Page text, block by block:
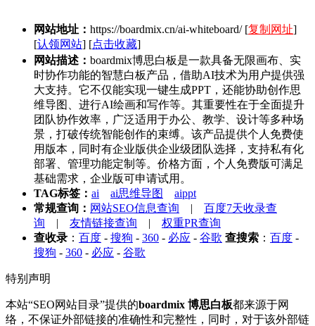
网站地址： https://boardmix.cn/ai-whiteboard/ [复制网址]
[认领网站] [点击收藏]
网站描述： boardmix博思白板是一款具备无限画布、实
时协作功能的智慧白板产品，借助AI技术为用户提供强
大支持。它不仅能实现一键生成PPT，还能协助创作思
维导图、进行AI绘画和写作等。其重要性在于全面提升
团队协作效率，广泛适用于办公、教学、设计等多种场
景，打破传统智能创作的束缚。该产品提供个人免费使
用版本，同时有企业版供企业级团队选择，支持私有化
部署、管理功能定制等。价格方面，个人免费版可满足
基础需求，企业版可申请试用。
TAG标签： ai ai思维导图
aippt
常规查询： 网站SEO信息查询 | 百度7天收录查
询 | 友情链接查询 | 权重PR查询
查收录 ： 百度 - 搜狗 - 360 - 必应 - 谷歌 查搜索 ： 百度 -
搜狗 - 360 - 必应 - 谷歌
特别声明
本站“SEO网站目录”提供的boardmix 博思白板都来源于网
络，不保证外部链接的准确性和完整性，同时，对于该外部链